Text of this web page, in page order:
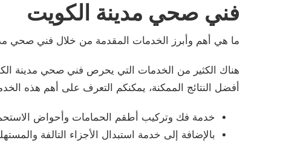
فني صحي مدينة الكويت
ما هي أهم وأبرز الخدمات المقدمة من خلال فني صحي
هناك الكثير من الخدمات التي يحرص فني صحي مدينة
أفضل النتائج الممكنة، يمكنكم التعرف على أهم هذه
خدمة فك وتركيب أطقم الحمامات وأحواض
بالإضافة إلى خدمة استبدال الأجزاء التالفة